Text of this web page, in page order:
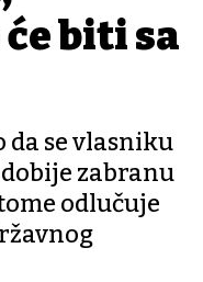
biti sa
da se vlasniku
zabranu
odlučuje